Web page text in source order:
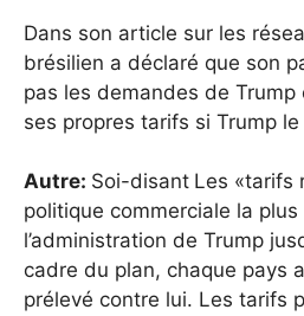
Dans son article sur les
brésilien a déclaré que son
pas les demandes de
ses propres tarifs si Trump
Autre: Soi-disant Les «tarifs
politique commerciale la
l’administration de Trump
cadre du plan, chaque pays
prélevé contre lui. Les tarifs